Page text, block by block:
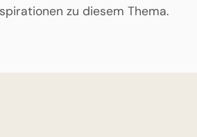
zu diesem Thema.